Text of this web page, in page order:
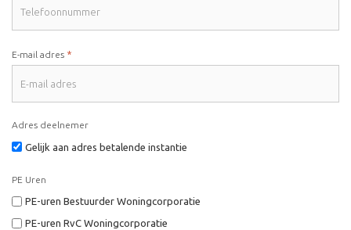
E-mail adres *
Adres deelnemer
Gelijk aan adres betalende instantie
PE Uren
PE-uren Bestuurder Woningcorporatie
PE-uren RvC Woningcorporatie